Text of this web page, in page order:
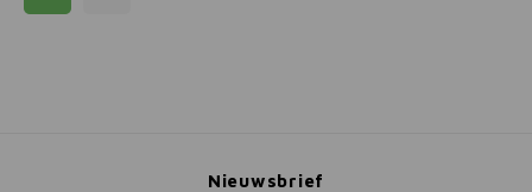
Nieuwsbrief